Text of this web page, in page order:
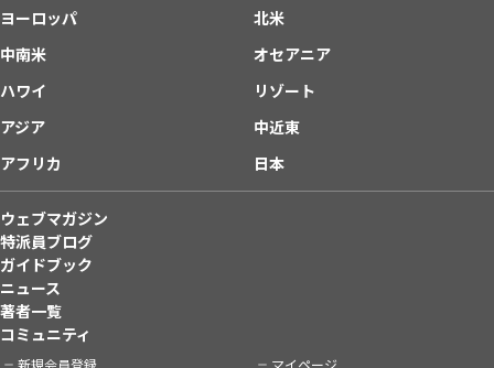
ヨーロッパ
北米
中南米
オセアニア
ハワイ
リゾート
アジア
中近東
アフリカ
日本
ウェブマガジン
特派員ブログ
ガイドブック
ニュース
著者一覧
コミュニティ
新規会員登録 マイページ